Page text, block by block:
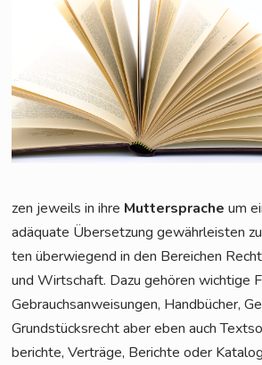
zen jeweils in ihre Mut­ter­spra­che um
adäqua­te Über­set­zung gewähr­leis­ten
ten über­wie­gend in den Berei­chen
und Wirt­schaft. Dazu gehö­ren wich­ti­ge
Gebrauchs­an­wei­sun­gen, Hand­bü­cher,
Grund­stücks­recht aber eben auch
be­rich­te, Ver­trä­ge, Berich­te oder